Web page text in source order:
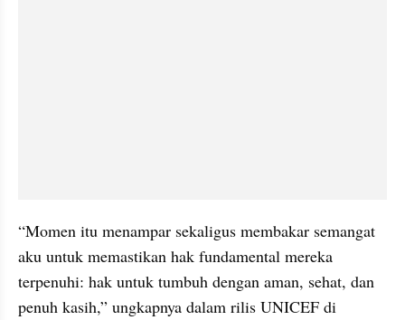
“Momen itu menampar sekaligus membakar semangat
aku untuk memastikan hak fundamental mereka
terpenuhi: hak untuk tumbuh dengan aman, sehat, dan
penuh kasih,” ungkapnya dalam rilis UNICEF di